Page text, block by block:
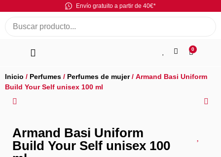
Envío gratuito a partir de 40€*
0
Inicio / Perfumes / Perfumes de mujer/ Armand Basi Uniform
Build Your Self unisex 100 ml
Armand Basi Uniform
Build Your Self unisex 100